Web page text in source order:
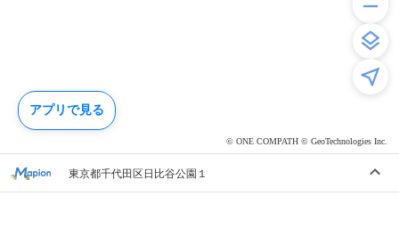
© ONE COMPATH © GeoTechnologies Inc.
東京都千代田区日比谷公園１
アプリで見る